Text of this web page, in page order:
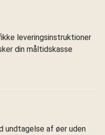
leveringsinstruktioner
din måltidskasse
undtagelse af øer uden